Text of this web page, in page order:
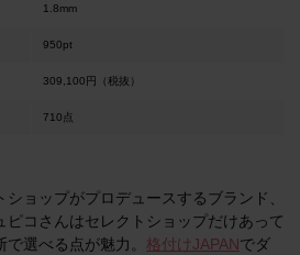
1.8mm
950pt
309,100円（税抜）
710点
ョップがプロデュースするブランド、
ピコさんはセレクトショップだけあって
選べる点が魅力。 格付けJAPANでダ